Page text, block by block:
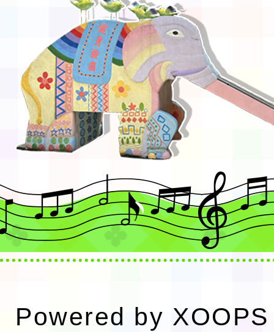
Powered by XOOPS